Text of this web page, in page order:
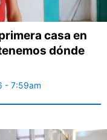
casa en
dónde
- 7:59am